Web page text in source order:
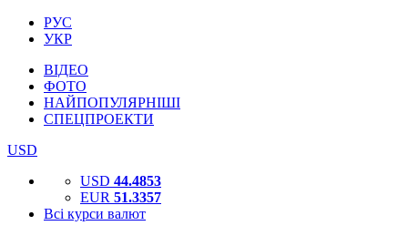
РУС
УКР
ВІДЕО
ФОТО
НАЙПОПУЛЯРНІШІ
СПЕЦПРОЕКТИ
USD
USD 44.4853
EUR 51.3357
Всі курси валют